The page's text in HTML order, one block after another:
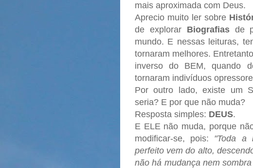
mais aproximada com Deus.
Aprecio muito ler sobre
de explorar Biografiasde
mundo. E nessas leituras,
tornaram melhores.
inverso do BEM, quando
tornaram indivíduos
Por outro lado, existe um
seria? E por que não muda?
Resposta simples: DEUS.
E ELE não muda, porque
modificar-se, pois: "Toda a
perfeito vem do alto,
não há mudança nem